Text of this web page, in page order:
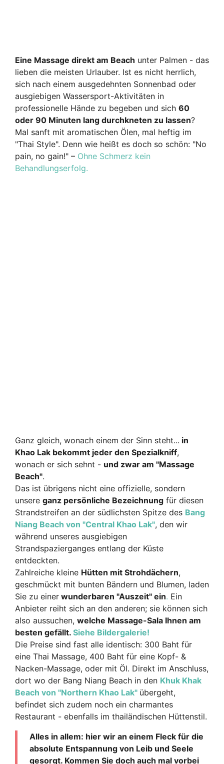
Eine Massage direkt am Beach unter Palmen - das
lieben die meisten Urlauber. Ist es nicht herrlich,
sich nach einem ausgedehnten Sonnenbad oder
ausgiebigen Wassersport-Aktivitäten in
professionelle Hände zu begeben und sich 60
oder 90 Minuten lang durchkneten zu lassen?
Mal sanft mit aromatischen Ölen, mal heftig im
"Thai Style". Denn wie heißt es doch so schön: "No
pain, no gain!" – Ohne Schmerz kein
Behandlungserfolg.
Ganz gleich, wonach einem der Sinn steht... in
Khao Lak bekommt jeder den Spezialkniff,
wonach er sich sehnt - und zwar am "Massage
Beach".
Das ist übrigens nicht eine offizielle, sondern
unsere ganz persönliche Bezeichnung für diesen
Strandstreifen an der südlichsten Spitze des Bang
Niang Beach von "Central Khao Lak", den wir
während unseres ausgiebigen
Strandspazierganges entlang der Küste
entdeckten.
Zahlreiche kleine Hütten mit Strohdächern,
geschmückt mit bunten Bändern und Blumen, laden
Sie zu einer wunderbaren "Auszeit" ein. Ein
Anbieter reiht sich an den anderen; sie können sich
also aussuchen, welche Massage-Sala Ihnen am
besten gefällt. Siehe Bildergalerie!
Die Preise sind fast alle identisch: 300 Baht für
eine Thai Massage, 400 Baht für eine Kopf- &
Nacken-Massage, oder mit Öl. Direkt im Anschluss,
dort wo der Bang Niang Beach in den Khuk Khak
Beach von "Northern Khao Lak" übergeht,
befindet sich zudem noch ein charmantes
Restaurant - ebenfalls im thailändischen Hüttenstil.
Alles in allem: hier wir an einem Fleck für die
absolute Entspannung von Leib und Seele
gesorgt. Kommen Sie doch auch mal vorbei